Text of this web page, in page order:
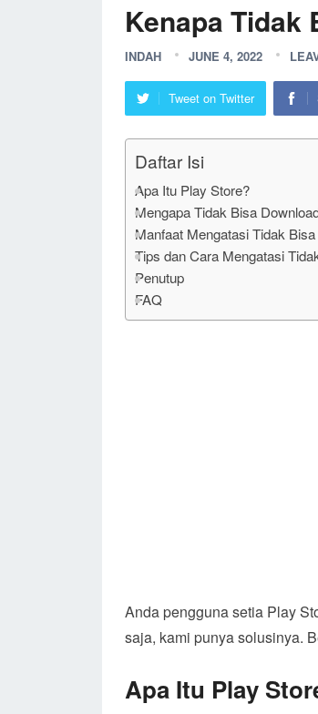
Kenapa Tidak
INDAH JUNE 4, 2022
Tweet on Twitter
Daftar Isi
Apa Itu Play Store?
Mengapa Tidak Bisa
Manfaat Mengatasi Tidak
Tips dan Cara Mengatasi
Penutup
FAQ
Anda pengguna setia Play
saja, kami punya solusinya.
Apa Itu Play